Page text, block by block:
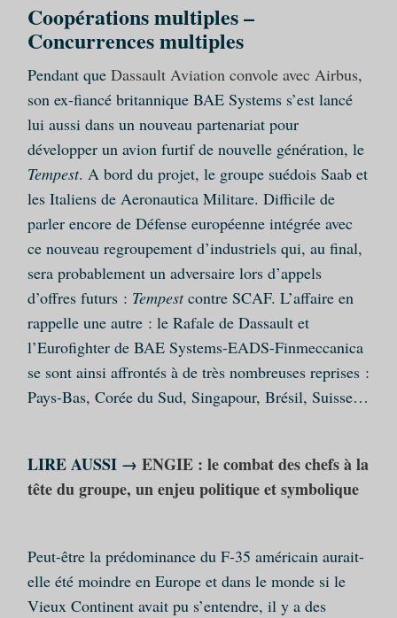
Coopérations multiples –
Concurrences multiples
Pendant que Dassault Aviation convole avec Airbus,
son ex-fiancé britannique BAE Systems s’est lancé
lui aussi dans un nouveau partenariat pour
développer un avion furtif de nouvelle génération, le
Tempest. A bord du projet, le groupe suédois Saab et
les Italiens de Aeronautica Militare. Difficile de
parler encore de Défense européenne intégrée avec
ce nouveau regroupement d’industriels qui, au final,
sera probablement un adversaire lors d’appels
d’offres futurs : Tempestcontre SCAF. L’affaire en
rappelle une autre : le Rafale de Dassault et
l’Eurofighter de BAE Systems-EADS-Finmeccanica
se sont ainsi affrontés à de très nombreuses reprises :
Pays-Bas, Corée du Sud, Singapour, Brésil, Suisse…
LIRE AUSSI → ENGIE : le combat des chefs à la
tête du groupe, un enjeu politique et symbolique
Peut-être la prédominance du F-35 américain aurait-
elle été moindre en Europe et dans le monde si le
Vieux Continent avait pu s’entendre, il y a des